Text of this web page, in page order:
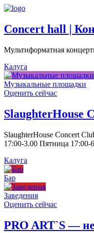
Concert hall |
Мультиформатная
Калуга
Музыкальные площадки
Оценить сейчас
SlaughterHouse
SlaughterHouse Concert
17:00-3.00 Пятница 17:00-
Калуга
Бар
Заведения
Оценить сейчас
PRO ART`S —